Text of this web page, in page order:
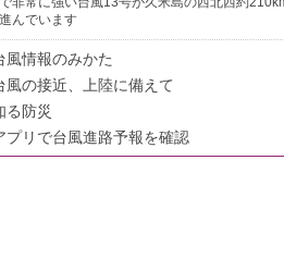
んでいます
風情報のみかた
風の接近、上陸に備えて
る防災
プリで台風進路予報を確認